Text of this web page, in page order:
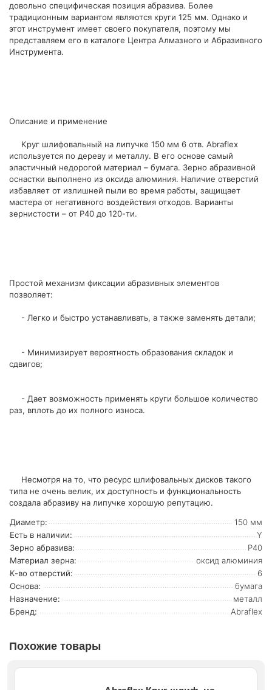
довольно специфическая позиция абразива. Более
традиционным вариантом являются круги 125 мм. Однако и
этот инструмент имеет своего покупателя, поэтому мы
представляем его в каталоге Центра Алмазного и Абразивного
Инструмента.
Описание и применение
Круг шлифовальный на липучке 150 мм 6 отв. Abraflex
используется по дереву и металлу. В его основе самый
эластичный недорогой материал – бумага. Зерно абразивной
оснастки выполнено из оксида алюминия. Наличие отверстий
избавляет от излишней пыли во время работы, защищает
мастера от негативного воздействия отходов. Варианты
зернистости – от Р40 до 120-ти.
Простой механизм фиксации абразивных элементов
позволяет:
- Легко и быстро устанавливать, а также заменять детали;
- Минимизирует вероятность образования складок и
сдвигов;
- Дает возможность применять круги большое количество
раз, вплоть до их полного износа.
Несмотря на то, что ресурс шлифовальных дисков такого
типа не очень велик, их доступность и функциональность
создала абразиву на липучке хорошую репутацию.
Диаметр:
150 мм
Есть в наличии:
Y
Зерно абразива:
Р40
Материал зерна:
оксид алюминия
К-во отверстий:
6
Основа:
бумага
Назначение:
металл
Бренд:
Abraflex
Похожие товары